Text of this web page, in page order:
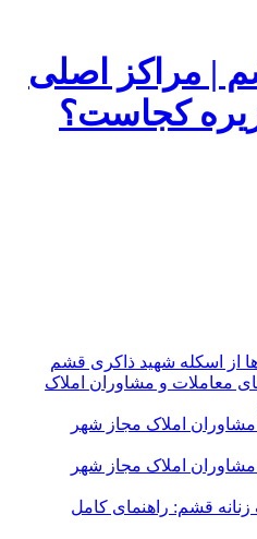
| مراکز اصلی
کجاست؟
از اسکله شهید ذاکری قشم
معاملات و مشاوران املاک
املاک مجاز شهر
املاک مجاز شهر
قشم: راهنمای کامل